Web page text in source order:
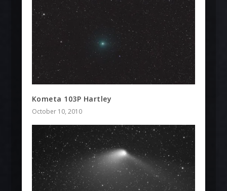
Kometa 103P Hartley
October 10, 2010